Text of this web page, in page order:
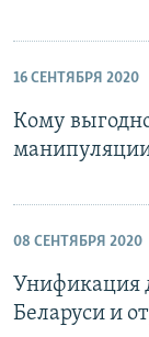
16 СЕНТЯБРЯ 2020
Кому
08 СЕНТЯБРЯ 2020
Унификация
Беларуси и